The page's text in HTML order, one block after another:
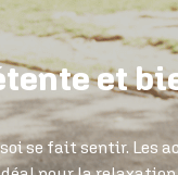
et
se fait sentir.